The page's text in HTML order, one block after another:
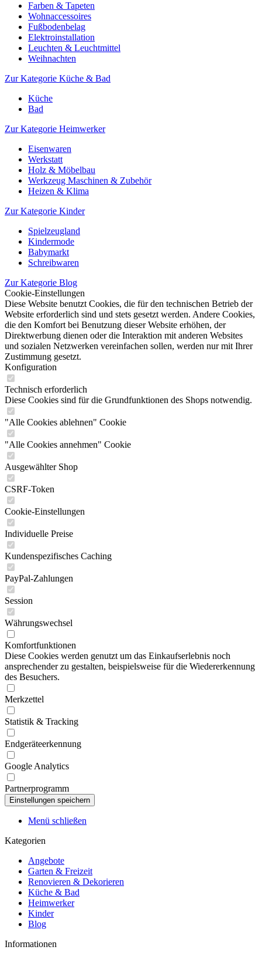
Farben & Tapeten
Wohnaccessoires
Fußbodenbelag
Elektroinstallation
Leuchten & Leuchtmittel
Weihnachten
Zur Kategorie Küche & Bad
Küche
Bad
Zur Kategorie Heimwerker
Eisenwaren
Werkstatt
Holz & Möbelbau
Werkzeug Maschinen & Zubehör
Heizen & Klima
Zur Kategorie Kinder
Spielzeugland
Kindermode
Babymarkt
Schreibwaren
Zur Kategorie Blog
Cookie-Einstellungen
Diese Website benutzt Cookies, die für den technischen Betrieb der
Website erforderlich sind und stets gesetzt werden. Andere Cookies,
die den Komfort bei Benutzung dieser Website erhöhen, der
Direktwerbung dienen oder die Interaktion mit anderen Websites
und sozialen Netzwerken vereinfachen sollen, werden nur mit Ihrer
Zustimmung gesetzt.
Konfiguration
Technisch erforderlich
Diese Cookies sind für die Grundfunktionen des Shops notwendig.
"Alle Cookies ablehnen" Cookie
"Alle Cookies annehmen" Cookie
Ausgewählter Shop
CSRF-Token
Cookie-Einstellungen
Individuelle Preise
Kundenspezifisches Caching
PayPal-Zahlungen
Session
Währungswechsel
Komfortfunktionen
Diese Cookies werden genutzt um das Einkaufserlebnis noch
ansprechender zu gestalten, beispielsweise für die Wiedererkennung
des Besuchers.
Merkzettel
Statistik & Tracking
Endgeräteerkennung
Google Analytics
Partnerprogramm
Menü schließen
Kategorien
Angebote
Garten & Freizeit
Renovieren & Dekorieren
Küche & Bad
Heimwerker
Kinder
Blog
Informationen